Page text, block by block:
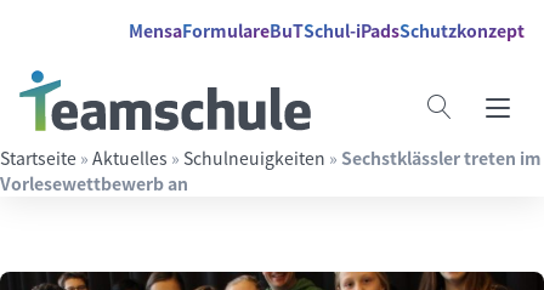
MensaFormulareBuTSchul-iPadsSchutzkonzept
Startseite » Aktuelles » Schulneuigkeiten » Sechstklässler treten im
Vorlesewettbewerb an